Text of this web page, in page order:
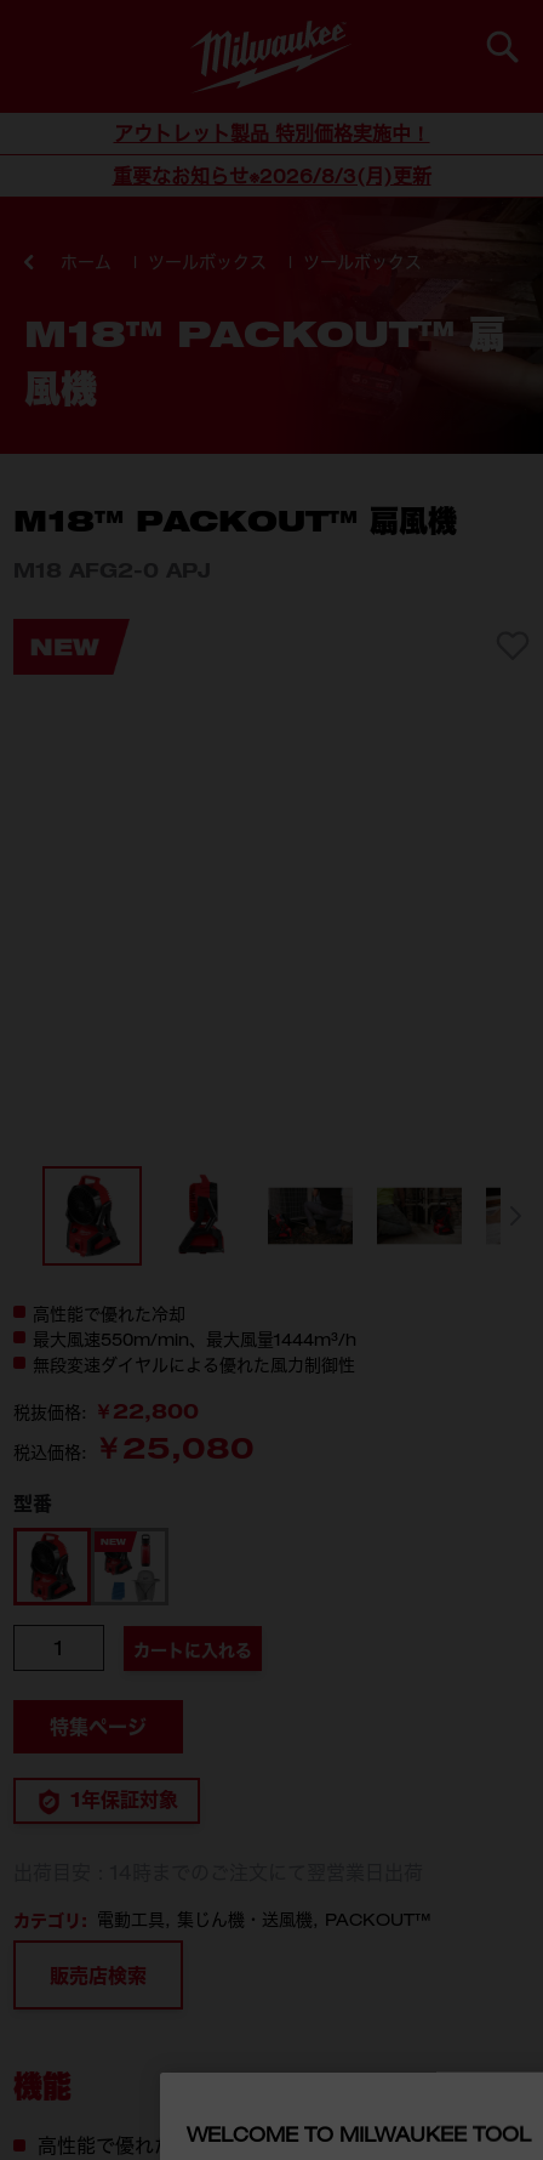
検索
コンテンツにスキップアウトレット製品 特別価格実施中！
重要なお知らせ※2026/8/3(月)更新
ホーム ツールボックス ツールボックス
M18™ PACKOUT™ 扇
風機
M18™ PACKOUT™ 扇風機
高性能で優れた冷却
最大風速550m/min、最大風量1444m³/h
無段変速ダイヤルによる優れた風力制御性
税抜価格: ￥22,800
税込価格: ￥25,080
型番
M18 AFG2-0 APJM18 SET1U-0LR JP
カートに入れる
特集ページ
1年保証対象
カテゴリ: 電動工具 集じん機・送風機 PACKOUT™
販売店検索
機能
高性能で優れた冷却WELCOME TO MILWAUKEE TOOL